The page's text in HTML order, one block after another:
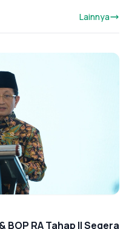
Lainnya
BOP RA Tahap II Segera